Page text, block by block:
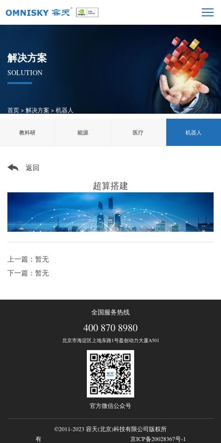
解决方案
SOLUTION
首页> 解决方案 > 机器人
教科研 能源 医疗 机器人
返回
超算搭建
上一篇：暂无
下一篇：暂无
全国服务热线
400 870 8980
北京市海淀区上地东路1号盈创动力大厦A501
官方微信公众号
©2011-2023 容天(北京)科技有限公司版权所
有 京ICP备20028367号-1